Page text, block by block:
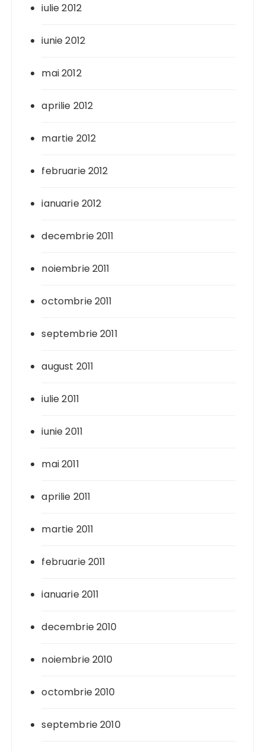
iulie 2012
iunie 2012
mai 2012
aprilie 2012
martie 2012
februarie 2012
ianuarie 2012
decembrie 2011
noiembrie 2011
octombrie 2011
septembrie 2011
august 2011
iulie 2011
iunie 2011
mai 2011
aprilie 2011
martie 2011
februarie 2011
ianuarie 2011
decembrie 2010
noiembrie 2010
octombrie 2010
septembrie 2010